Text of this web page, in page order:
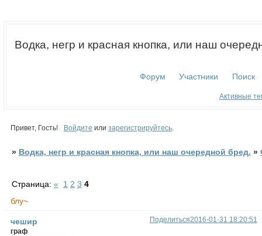
Водка, негр и красная кнопка, или наш
Форум Участники Поиск
Активные
Привет, Гость! Войдите или зарегистрируйтесь.
» Водка, негр и красная кнопка, или наш очередной бред. »
блу~
Страница: « 1 2 3 4
Поделиться2016-01-31 18:20:51
чешир
граф